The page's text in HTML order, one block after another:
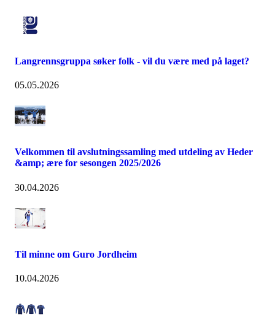
Langrennsgruppa søker folk - vil du være med på laget?
05.05.2026
Velkommen til avslutningssamling med utdeling av Heder
&amp; ære for sesongen 2025/2026
30.04.2026
Til minne om Guro Jordheim
10.04.2026